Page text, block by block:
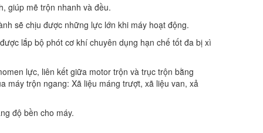
giúp mẽ trộn nhanh và đều.
sẽ chịu được những lực lớn khi máy hoạt động.
lắp bộ phót cơ khí chuyên dụng hạn chế tốt đa bị xì
lực, liên kết giữa motor trộn và trục trộn bằng
máy trộn ngang: Xã liệu máng trượt, xã liệu van, xả
độ bền cho máy.